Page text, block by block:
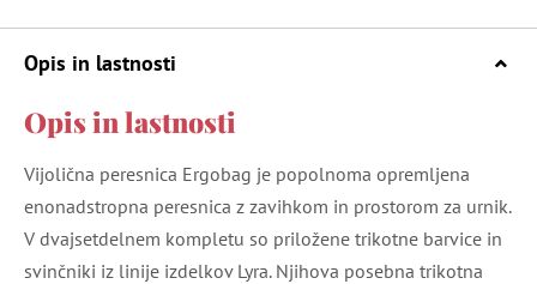
Opis in lastnosti
Opis in lastnosti
Vijolična peresnica Ergobag je popolnoma opremljena
enonadstropna peresnica z zavihkom in prostorom za urnik.
V dvajsetdelnem kompletu so priložene trikotne barvice in
svinčniki iz linije izdelkov Lyra. Njihova posebna trikotna